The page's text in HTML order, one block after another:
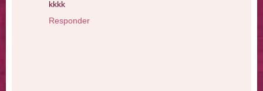
kkkk
Responder